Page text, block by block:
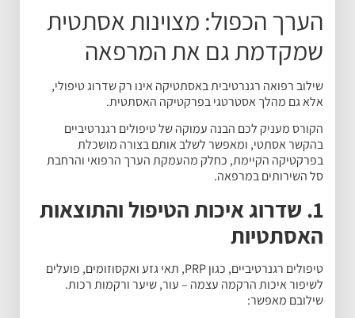
הערך הכפול: מצוינות אסתטית
שמקדמת גם את המרפאה
שילוב רפואה רגנרטיבית באסתטיקה אינו רק שדרוג טיפולי,
אלא גם מהלך אסטרטגי בפרקטיקה האסתטית.
הקורס מעניק לכם הבנה עמוקה של טיפולים רגנרטיביים
בהקשר אסתטי, ומאפשר לשלב אותם בצורה מושכלת
בפרקטיקה הקיימת, כחלק מהעמקת הערך הרפואי והרחבת
סל השירותים במרפאה.
1. שדרוג איכות הטיפול והתוצאות
האסתטיות
טיפולים רגנרטיביים, כגון PRP, תאי גזע ואקסוזומים, פועלים
לשיפור איכות הרקמה עצמה – עור, שיער ורקמות רכות.
שילובם מאפשר: